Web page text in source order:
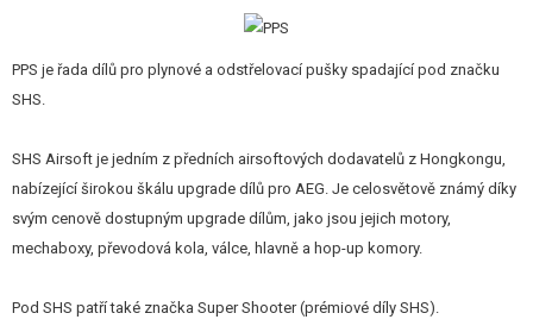
PPS je řada dílů pro plynové a odstřelovací pušky spadající pod značku
SHS.
SHS Airsoft je jedním z předních airsoftových dodavatelů z Hongkongu,
nabízející širokou škálu upgrade dílů pro AEG. Je celosvětově známý díky
svým cenově dostupným upgrade dílům, jako jsou jejich motory,
mechaboxy, převodová kola, válce, hlavně a hop-up komory.
Pod SHS patří také značka Super Shooter (prémiové díly SHS).